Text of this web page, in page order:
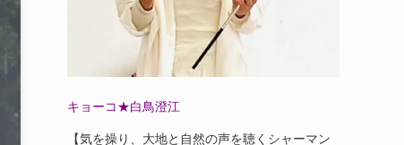
キョーコ★白鳥澄江
【気を操り、大地と自然の声を聴くシャーマン